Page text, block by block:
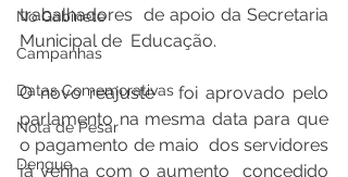
No Gabinete
Campanhas
Datas Comemorativas
Nota de Pesar
Dengue
trabalhadores  de apoio da Secretaria
Municipal de  Educação.
O novo reajuste   foi aprovado pelo
parlamento na mesma data para que
o pagamento de maio  dos servidores
já venha com o aumento  concedido